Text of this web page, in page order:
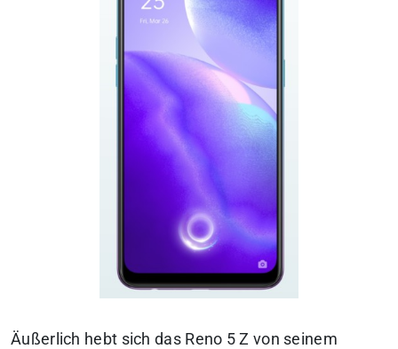
Äußerlich hebt sich das Reno 5 Z von seinem